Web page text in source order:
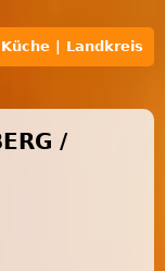
| Landkreis
/